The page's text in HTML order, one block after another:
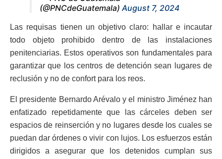
(@PNCdeGuatemala)August 7, 2024
Las requisas tienen un objetivo claro: hallar e incautar
todo objeto prohibido dentro de las instalaciones
penitenciarias. Estos operativos son fundamentales para
garantizar que los centros de detención sean lugares de
reclusión y no de confort para los reos.
El presidente Bernardo Arévalo y el ministro Jiménez han
enfatizado repetidamente que las cárceles deben ser
espacios de reinserción y no lugares desde los cuales se
puedan dar órdenes o vivir con lujos. Los esfuerzos están
dirigidos a asegurar que los detenidos cumplan sus